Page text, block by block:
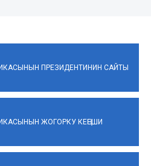
ПРЕЗИДЕНТИНИН САЙТЫ
ЖОГОРКУ КЕҢЕШИ